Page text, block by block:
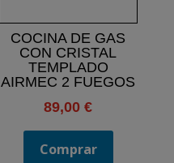
COCINA DE GAS
CON CRISTAL
TEMPLADO
AIRMEC 2 FUEGOS
89,00€
Comprar